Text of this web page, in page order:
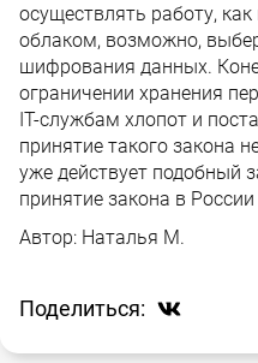
осуществлять работу,
облаком, возможно,
шифрования данных.
ограничении хранения
IT-службам хлопот и
принятие такого закона
уже действует подобный
принятие закона в
Автор: Наталья М.
Поделиться: